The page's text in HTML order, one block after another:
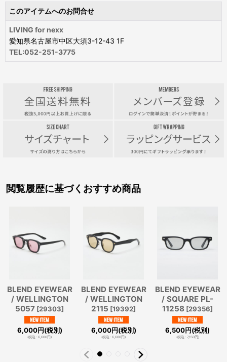
このアイテムへのお問合せ
LIVING for nexx
愛知県名古屋市中区大須3-12-43 1F
TEL:052-251-3775
閲覧履歴に基づくおすすめ商品
BLEND EYEWEAR
/ WELLINGTON
5057 [29303]
6,000円(税別)
(税込: 6,600円)
BLEND EYEWEAR
/ WELLINGTON
2115 [19392]
6,000円(税別)
(税込: 6,600円)
BLEND EYEWEAR
/ SQUARE PL-
11258 [29356]
6,500円(税別)
(税込: 7,150円)